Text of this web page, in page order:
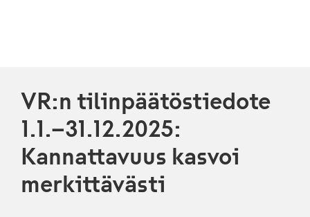
VR:n tilinpäätöstiedote
1.1.–31.12.2025:
Kannattavuus kasvoi
merkittävästi